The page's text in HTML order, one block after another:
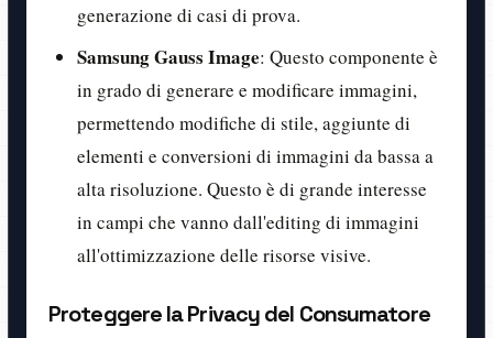
generazione di casi di prova.
Samsung Gauss Image: Questo componente è
in grado di generare e modificare immagini,
permettendo modifiche di stile, aggiunte di
elementi e conversioni di immagini da bassa a
alta risoluzione. Questo è di grande interesse
in campi che vanno dall'editing di immagini
all'ottimizzazione delle risorse visive.
Proteggere la Privacy del Consumatore